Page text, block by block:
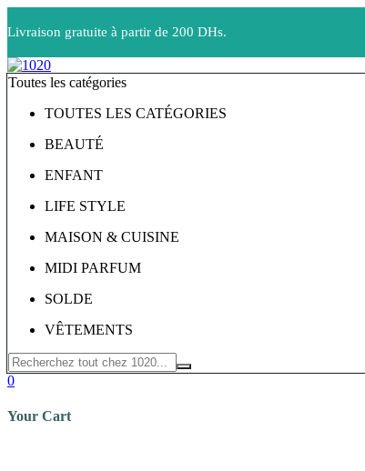
Livraison gratuite à partir de 200 DHs.
Toutes les catégories
TOUTES LES CATÉGORIES
BEAUTÉ
ENFANT
LIFE STYLE
MAISON & CUISINE
MIDI PARFUM
SOLDE
VÊTEMENTS
0
Your Cart